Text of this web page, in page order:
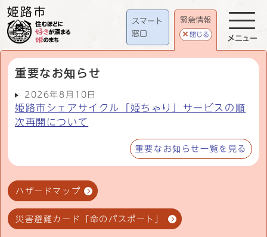
スマート
窓口
緊急情報
閉じる
重要なお知らせ
2026年8月10日
姫路市シェアサイクル「姫ちゃり」サービスの順
次再開について
重要なお知らせ一覧を見る
ハザードマップ
災害避難カード「命のパスポート」
メニュー